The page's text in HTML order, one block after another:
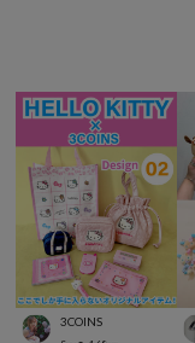
3COINS